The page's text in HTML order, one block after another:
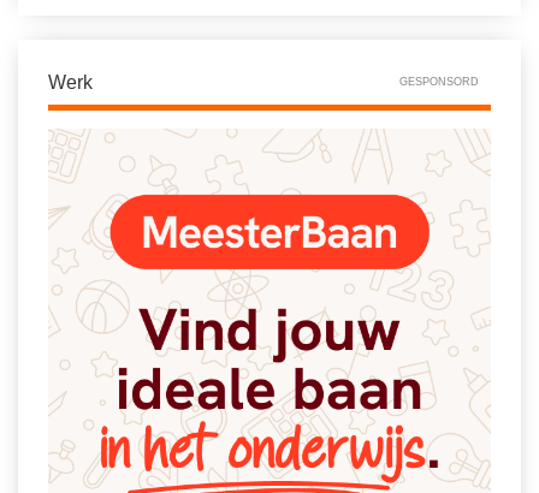
Schoolreisideeën
Schoolspullen
Seizoenen
Seksualiteit
Sinterklaas
Spelletjes
Sprookjes
Startpagina onderwijs
Tweede Wereldoorlog
Montessori onderwijs
Jenaplanonderwijs
Daltononderwijs
Schoolspullen
Onderwijsvacatures
Afscheidstekst collega
Studieschuld & Hypotheek
Middelbare school niveaus
Studenten laptop
Docentenplein nieuwsbrief
Werk GESPONSORD